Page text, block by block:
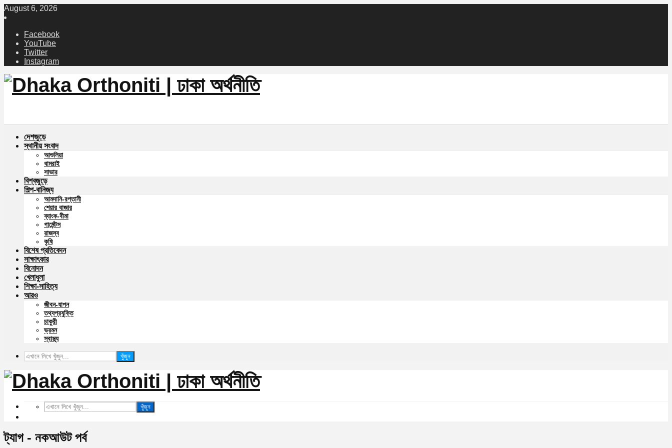
August 6, 2026
Facebook
YouTube
Twitter
Instagram
দেশজুড়ে
স্থানীয় সংবাদ
আশুলিয়া
ধামরাই
সাভার
বিশ্বজুড়ে
শিল্প-বানিজ্য
আমদানি-রপ্তানী
শেয়ার বাজার
ব্যাংক-বীমা
গার্মেন্টস
রাজস্ব
কৃষি
বিশেষ প্রতিবেদন
সাক্ষাৎকার
বিনোদন
খেলাধুলা
শিক্ষা-সাহিত্য
আরও
জীবন-যাপন
তথ্যপ্রযুক্তি
চাকুরী
ভ্রমন
স্বাস্থ্য
খুঁজুন
খুঁজুন
ট্যাগ - নকআউট পর্ব